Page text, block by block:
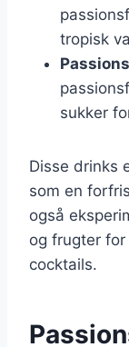
tropisk
sukker
Disse drinks
som en
også
og frugter
cocktails.